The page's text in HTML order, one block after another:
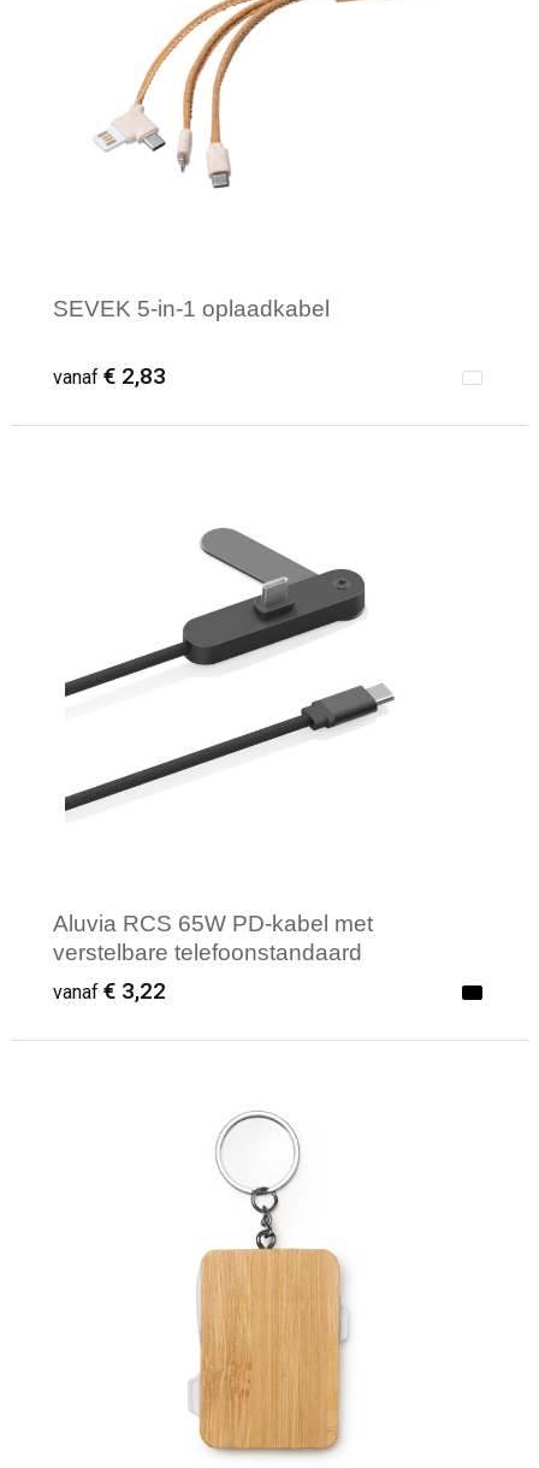
SEVEK 5-in-1 oplaadkabel
vanaf € 2,83
Aluvia RCS 65W PD-kabel met
verstelbare telefoonstandaard
vanaf € 3,22
Minimale afname: 1